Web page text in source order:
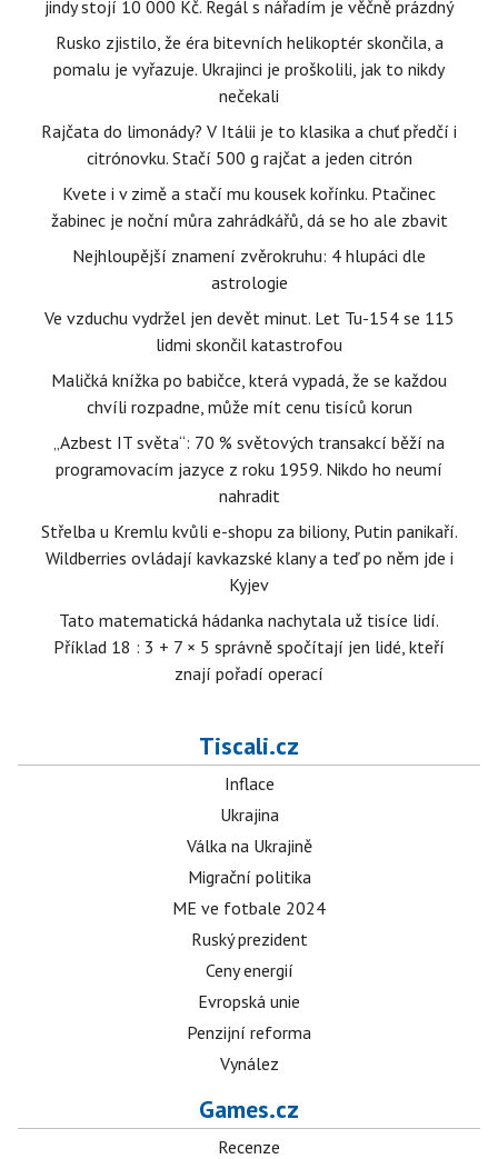
jindy stojí 10 000 Kč. Regál s nářadím je věčně prázdný
Rusko zjistilo, že éra bitevních helikoptér skončila, a
pomalu je vyřazuje. Ukrajinci je proškolili, jak to nikdy
nečekali
Rajčata do limonády? V Itálii je to klasika a chuť předčí i
citrónovku. Stačí 500 g rajčat a jeden citrón
Kvete i v zimě a stačí mu kousek kořínku. Ptačinec
žabinec je noční můra zahrádkářů, dá se ho ale zbavit
Nejhloupější znamení zvěrokruhu: 4 hlupáci dle
astrologie
Ve vzduchu vydržel jen devět minut. Let Tu-154 se 115
lidmi skončil katastrofou
Maličká knížka po babičce, která vypadá, že se každou
chvíli rozpadne, může mít cenu tisíců korun
„Azbest IT světa“: 70 % světových transakcí běží na
programovacím jazyce z roku 1959. Nikdo ho neumí
nahradit
Střelba u Kremlu kvůli e-shopu za biliony, Putin panikaří.
Wildberries ovládají kavkazské klany a teď po něm jde i
Kyjev
Tato matematická hádanka nachytala už tisíce lidí.
Příklad 18 : 3 + 7 × 5 správně spočítají jen lidé, kteří
znají pořadí operací
Tiscali.cz
Inflace
Ukrajina
Válka na Ukrajině
Migrační politika
ME ve fotbale 2024
Ruský prezident
Ceny energií
Evropská unie
Penzijní reforma
Vynález
Games.cz
Recenze